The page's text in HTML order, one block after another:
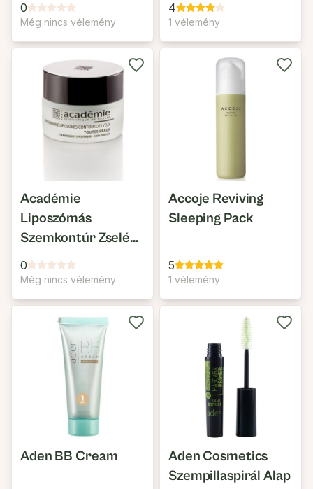
0
Még nincs vélemény
4
1 vélemény
Académie
Liposzómás
Szemkontúr Zselé
Fáradt és Táskás
Szemre
0
Még nincs vélemény
Accoje Reviving
Sleeping Pack
5
1 vélemény
Aden BB Cream
Aden Cosmetics
Szempillaspirál Alap